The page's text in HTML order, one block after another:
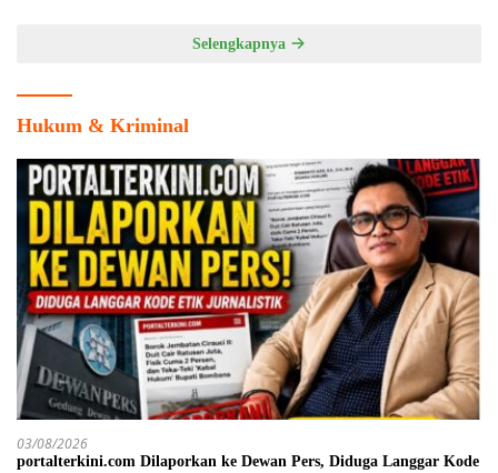
Selengkapnya
Hukum & Kriminal
03/08/2026
portalterkini.com Dilaporkan ke Dewan Pers, Diduga Langgar Kode